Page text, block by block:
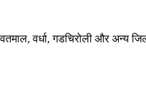
वर्धा, गडचिरोली और अन्य